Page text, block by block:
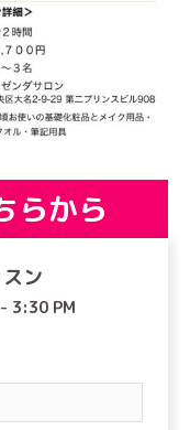
らから
ン
3:30 PM